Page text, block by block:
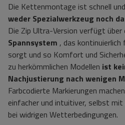
Die Kettenmontage ist schnell
weder Spezialwerkzeug noch
Die Zip Ultra-Version verfügt über
Spannsystem , das kontinuierlich
sorgt und so Komfort und
zu herkömmlichen Modellen ist
Nachjustierung nach wenigen
Farbcodierte Markierungen
einfacher und intuitiver, selbst mit
bei widrigen Wetterbedingungen.